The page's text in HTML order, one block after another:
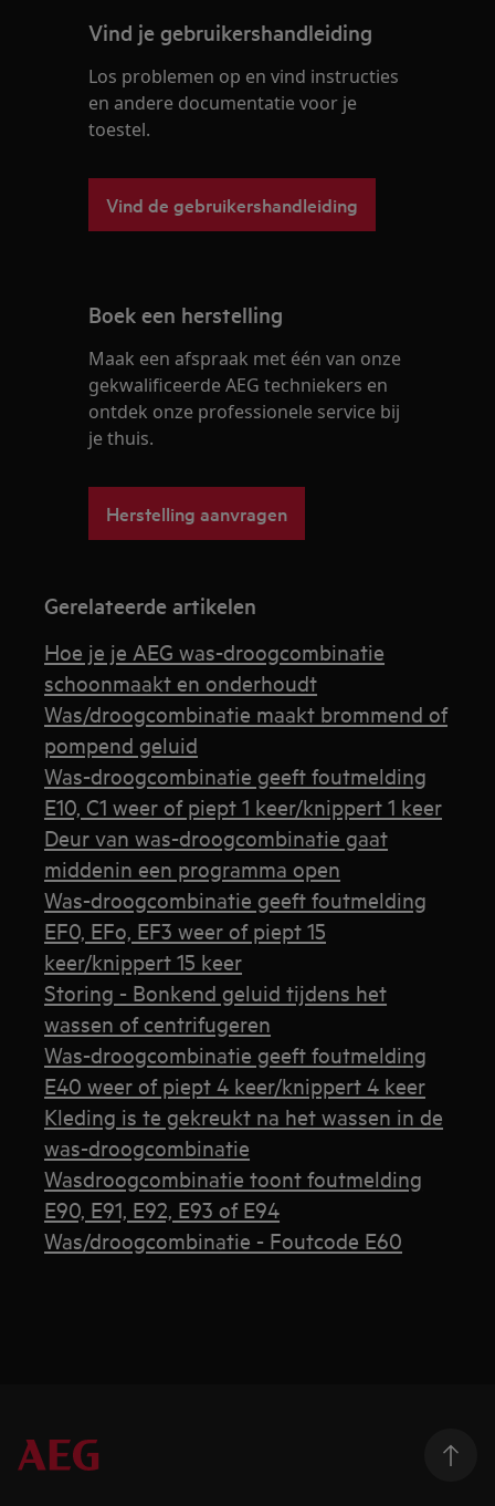
Vind je gebruikershandleiding
Los problemen op en vind instructies
en andere documentatie voor je
toestel.
Vind de gebruikershandleiding
Boek een herstelling
Maak een afspraak met één van onze
gekwalificeerde AEG techniekers en
ontdek onze professionele service bij
je thuis.
Herstelling aanvragen
Gerelateerde artikelen
Hoe je je AEG was-droogcombinatie
schoonmaakt en onderhoudt
Was/droogcombinatie maakt brommend of
pompend geluid
Was-droogcombinatie geeft foutmelding
E10, C1 weer of piept 1 keer/knippert 1 keer
Deur van was-droogcombinatie gaat
middenin een programma open
Was-droogcombinatie geeft foutmelding
EF0, EFo, EF3 weer of piept 15
keer/knippert 15 keer
Storing - Bonkend geluid tijdens het
wassen of centrifugeren
Was-droogcombinatie geeft foutmelding
E40 weer of piept 4 keer/knippert 4 keer
Kleding is te gekreukt na het wassen in de
was-droogcombinatie
Wasdroogcombinatie toont foutmelding
E90, E91, E92, E93 of E94
Was/droogcombinatie - Foutcode E60